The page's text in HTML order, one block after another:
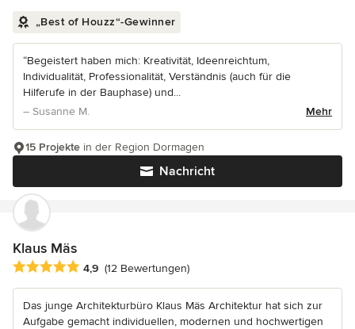
„Best of Houzz“-Gewinner
“Begeistert haben mich: Kreativität, Ideenreichtum,
Individualität, Professionalität, Verständnis (auch für die
Hilferufe in der Bauphase) und...
– Susanne M.
Mehr
Nachricht
15 Projekte in der Region Dormagen
Klaus Mäs
Durchschnittliche Bewertung: 4.9 von 5 Sternen
4,9 (12 Bewertungen)
Das junge Architekturbüro Klaus Mäs Architektur hat sich zur
Aufgabe gemacht individuellen, modernen und hochwertigen